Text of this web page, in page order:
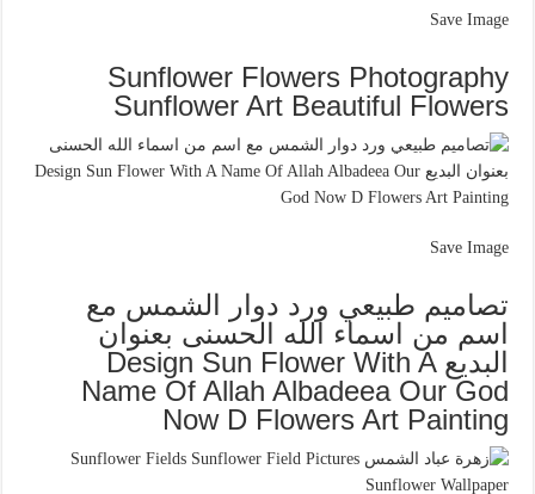
Save Image
Sunflower Flowers Photography
Sunflower Art Beautiful Flowers
Save Image
تصاميم طبيعي ورد دوار الشمس مع
اسم من اسماء الله الحسنى بعنوان
البديع Design Sun Flower With A
Name Of Allah Albadeea Our God
Now D Flowers Art Painting